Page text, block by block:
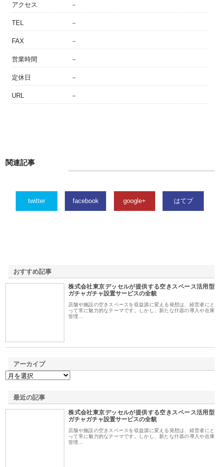
アクセス －
TEL －
FAX －
営業時間 －
定休日 －
URL －
関連記事
twitter facebook google+ はてブ
おすすめ記事
株式会社東京デッセルが提供する空きスペース活用型
ガチャガチャ設置サービスの全貌
店舗や施設の空きスペースを収益源に変える発想は、経営者にと
って常に魅力的なテーマです。しかし、新たな什器の導入や在庫
管理…
アーカイブ
最近の記事
株式会社東京デッセルが提供する空きスペース活用型
ガチャガチャ設置サービスの全貌
店舗や施設の空きスペースを収益源に変える発想は、経営者にと
って常に魅力的なテーマです。しかし、新たな什器の導入や在庫
管理…